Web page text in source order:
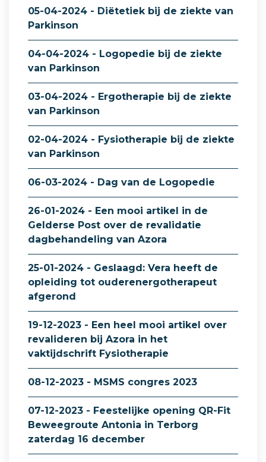
05-04-2024 - Diëtetiek bij de ziekte van
Parkinson
04-04-2024 - Logopedie bij de ziekte
van Parkinson
03-04-2024 - Ergotherapie bij de ziekte
van Parkinson
02-04-2024 - Fysiotherapie bij de ziekte
van Parkinson
06-03-2024 - Dag van de Logopedie
26-01-2024 - Een mooi artikel in de
Gelderse Post over de revalidatie
dagbehandeling van Azora
25-01-2024 - Geslaagd: Vera heeft de
opleiding tot ouderenergotherapeut
afgerond
19-12-2023 - Een heel mooi artikel over
revalideren bij Azora in het
vaktijdschrift Fysiotherapie
08-12-2023 - MSMS congres 2023
07-12-2023 - Feestelijke opening QR-Fit
Beweegroute Antonia in Terborg
zaterdag 16 december